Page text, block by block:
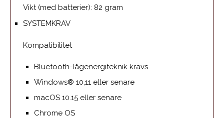
Vikt (med batterier): 82 gram
SYSTEMKRAV
Kompatibilitet
Bluetooth-lågenergiteknik krävs
Windows®︎ 10,11 eller senare
macOS 10.15 eller senare
Chrome OS